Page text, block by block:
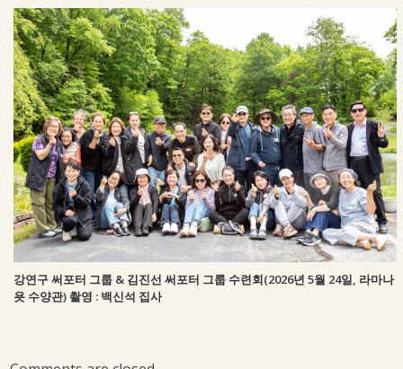
강연구 써포터 그룹 & 김진선 써포터 그룹 수련회(2026년 5월 24일, 라마나
욧 수양관) 촬영 : 백신석 집사